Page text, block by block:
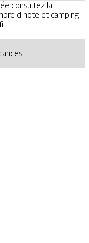
consultez la
d hote et camping